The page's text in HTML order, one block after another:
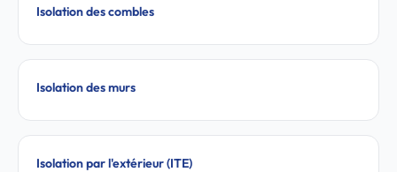
Isolation des combles
Isolation des murs
Isolation par l'extérieur (ITE)